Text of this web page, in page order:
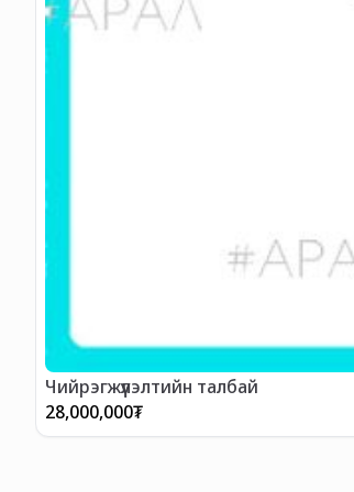
Чийрэгжүүлэлтийн талбай
28,000,000₮